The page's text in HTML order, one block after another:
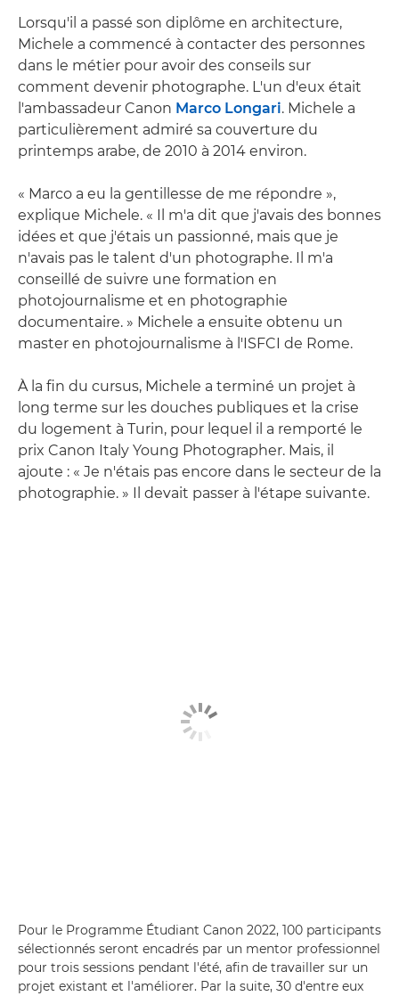
Lorsqu'il a passé son diplôme en architecture,
Michele a commencé à contacter des personnes
dans le métier pour avoir des conseils sur
comment devenir photographe. L'un d'eux était
l'ambassadeur Canon Marco Longari. Michele a
particulièrement admiré sa couverture du
printemps arabe, de 2010 à 2014 environ.
« Marco a eu la gentillesse de me répondre »,
explique Michele. « Il m'a dit que j'avais des bonnes
idées et que j'étais un passionné, mais que je
n'avais pas le talent d'un photographe. Il m'a
conseillé de suivre une formation en
photojournalisme et en photographie
documentaire. » Michele a ensuite obtenu un
master en photojournalisme à l'ISFCI de Rome.
À la fin du cursus, Michele a terminé un projet à
long terme sur les douches publiques et la crise
du logement à Turin, pour lequel il a remporté le
prix Canon Italy Young Photographer. Mais, il
ajoute : « Je n'étais pas encore dans le secteur de la
photographie. » Il devait passer à l'étape suivante.
Pour le Programme Étudiant Canon 2022, 100 participants
sélectionnés seront encadrés par un mentor professionnel
pour trois sessions pendant l'été, afin de travailler sur un
projet existant et l'améliorer. Par la suite, 30 d'entre eux